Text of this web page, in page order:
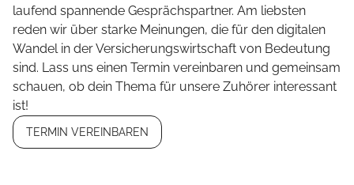
laufend spannende Gesprächspartner. Am liebsten
reden wir über starke Meinungen, die für den digitalen
Wandel in der Versicherungswirtschaft von Bedeutung
sind. Lass uns einen Termin vereinbaren und gemeinsam
schauen, ob dein Thema für unsere Zuhörer interessant
ist!
TERMIN VEREINBAREN